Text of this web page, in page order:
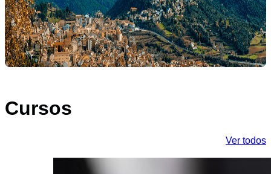
Cursos
Ver todos